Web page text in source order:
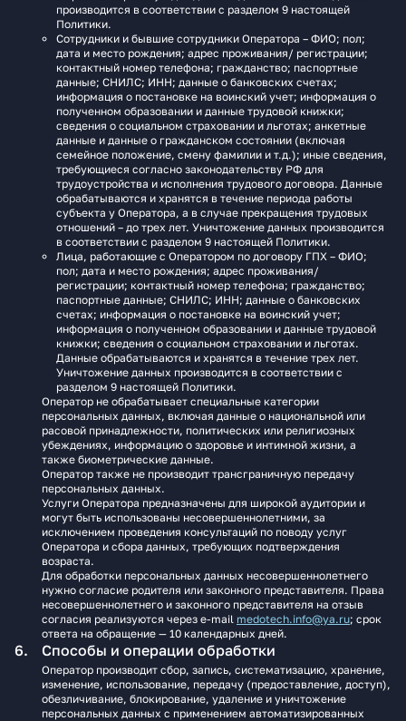
производится в соответствии с разделом 9 настоящей
Политики.
Сотрудники и бывшие сотрудники Оператора – ФИО; пол;
дата и место рождения; адрес проживания/ регистрации;
контактный номер телефона; гражданство; паспортные
данные; СНИЛС; ИНН; данные о банковских счетах;
информация о постановке на воинский учет; информация о
полученном образовании и данные трудовой книжки;
сведения о социальном страховании и льготах; анкетные
данные и данные о гражданском состоянии (включая
семейное положение, смену фамилии и т.д.); иные сведения,
требующиеся согласно законодательству РФ для
трудоустройства и исполнения трудового договора. Данные
обрабатываются и хранятся в течение периода работы
субъекта у Оператора, а в случае прекращения трудовых
отношений – до трех лет. Уничтожение данных производится
в соответствии с разделом 9 настоящей Политики.
Лица, работающие с Оператором по договору ГПХ – ФИО;
пол; дата и место рождения; адрес проживания/
регистрации; контактный номер телефона; гражданство;
паспортные данные; СНИЛС; ИНН; данные о банковских
счетах; информация о постановке на воинский учет;
информация о полученном образовании и данные трудовой
книжки; сведения о социальном страховании и льготах.
Данные обрабатываются и хранятся в течение трех лет.
Уничтожение данных производится в соответствии с
разделом 9 настоящей Политики.
Оператор не обрабатывает специальные категории
персональных данных, включая данные о национальной или
расовой принадлежности, политических или религиозных
убеждениях, информацию о здоровье и интимной жизни, а
также биометрические данные.
Оператор также не производит трансграничную передачу
персональных данных.
Услуги Оператора предназначены для широкой аудитории и
могут быть использованы несовершеннолетними, за
исключением проведения консультаций по поводу услуг
Оператора и сбора данных, требующих подтверждения
возраста.
Для обработки персональных данных несовершеннолетнего
нужно согласие родителя или законного представителя. Права
несовершеннолетнего и законного представителя на отзыв
согласия реализуются через e‑mail medotech.info@ya.ru; срок
ответа на обращение — 10 календарных дней.
Способы и операции обработки
Оператор производит сбор, запись, систематизацию, хранение,
изменение, использование, передачу (предоставление, доступ),
обезличивание, блокирование, удаление и уничтожение
персональных данных с применением автоматизированных